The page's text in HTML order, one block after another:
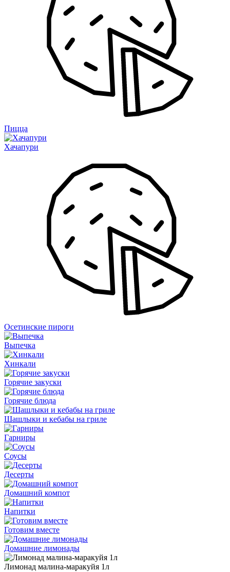
Пицца
Хачапури
Осетинские пироги
Выпечка
Хинкали
Горячие закуски
Горячие блюда
Шашлыки и кебабы на гриле
Гарниры
Соусы
Десерты
Домашний компот
Напитки
Готовим вместе
Домашние лимонады
Лимонад малина-маракуйя 1л